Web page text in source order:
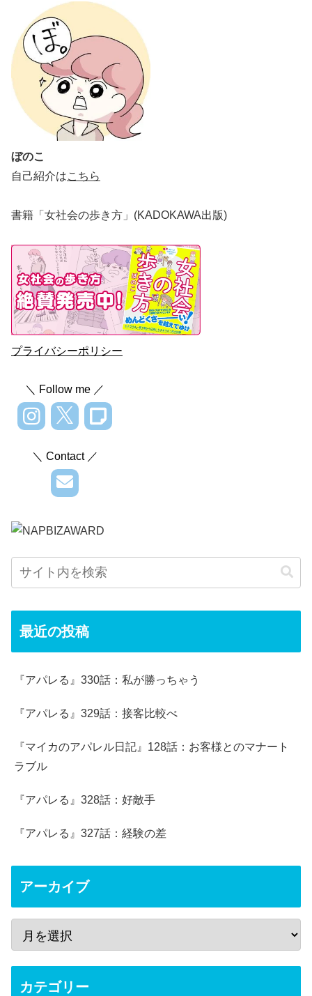
ぼのこ
自己紹介はこちら
書籍「女社会の歩き方」(KADOKAWA出版)
プライバシーポリシー
＼ Follow me ／
＼ Contact ／
最近の投稿
『アパレる』330話：私が勝っちゃう
『アパレる』329話：接客比較べ
『マイカのアパレル日記』128話：お客様とのマナート
ラブル
『アパレる』328話：好敵手
『アパレる』327話：経験の差
アーカイブ
カテゴリー